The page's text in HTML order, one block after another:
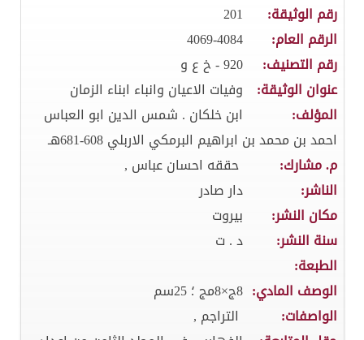
رقم الوثيقة:
201
الرقم العام:
4069-4084
رقم التصنيف:
920 - خ ع و
عنوان الوثيقة:
وفيات الاعيان وانباء ابناء الزمان
المؤلف:
ابن خلكان . شمس الدين ابو العباس
احمد بن محمد بن ابراهيم البرمكي الاربلي 608-681هـ
م. مشارك:
حققه احسان عباس ,
الناشر:
دار صادر
مكان النشر:
بيروت
سنة النشر:
د . ت
الطبعة:
الوصف المادي: 8ج×8مج ؛ 25سم
الواصفات:
التراجم ,